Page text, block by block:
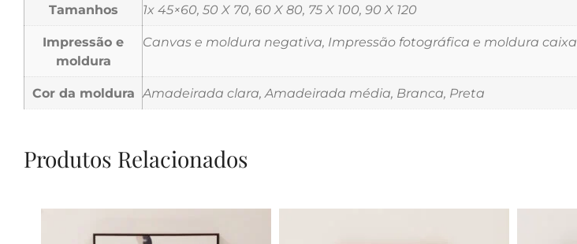
Tamanhos 1x 45×60, 50 X 70, 60 X 80, 75 X 100, 90 X 120
Impressão e
moldura
Canvas e moldura negativa, Impressão fotográfica e moldura caixa
Cor da moldura Amadeirada clara, Amadeirada média, Branca, Preta
Produtos Relacionados